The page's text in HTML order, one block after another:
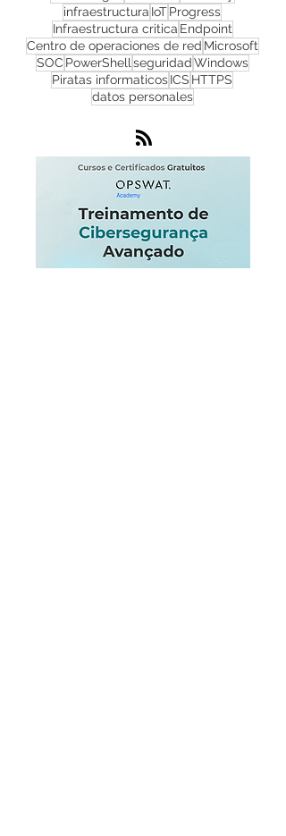
NubeRedNOCOPSWATNGFW
CortafuegosFlowmonZero Day
infraestructuraIoTProgress
Infraestructura criticaEndpoint
Centro de operaciones de redMicrosoft
PowerShellseguridad
datos personales